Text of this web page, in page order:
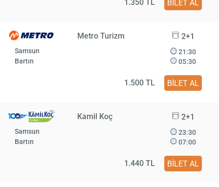
1.350 TL BİLET AL
Metro Turizm 2+1
Samsun
Bartın
21:30
05:30
1.500 TL BİLET AL
Kamil Koç 2+1
Samsun
Bartın
23:30
07:00
1.440 TL BİLET AL